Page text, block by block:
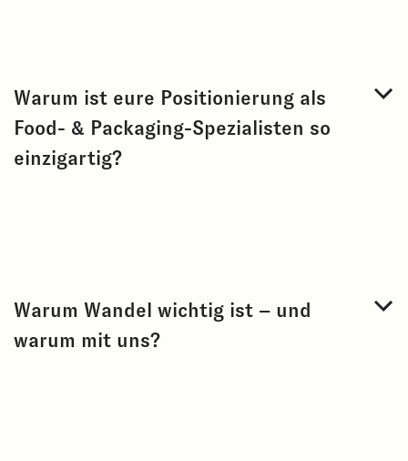
Warum ist eure Positionierung als
Food- & Packaging-Spezialisten so
einzigartig?
Warum Wandel wichtig ist – und
warum mit uns?